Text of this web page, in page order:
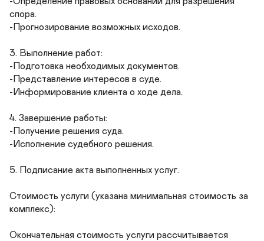
спора.
-Прогнозирование возможных исходов.
3. Выполнение работ:
-Подготовка необходимых документов.
-Представление интересов в суде.
-Информирование клиента о ходе дела.
4. Завершение работы:
-Получение решения суда.
-Исполнение судебного решения.
5. Подписание акта выполненных услуг.
Стоимость услуги (указана минимальная стоимость за
комплекс):
Окончательная стоимость услуги рассчитывается